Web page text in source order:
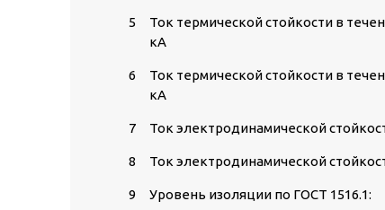
5
Ток термической стойкости в
кА
6
Ток термической стойкости в
кА
7 Ток электродинамической
8 Ток электродинамической
9 Уровень изоляции по ГОСТ 1516.1: